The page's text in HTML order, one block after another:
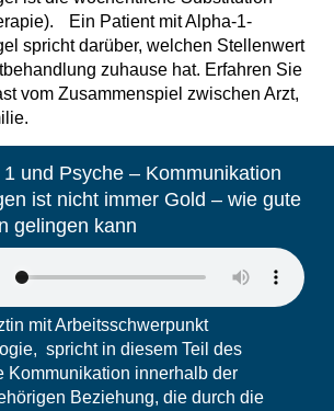
Ein Patient mit Alpha-1-
spricht darüber, welchen Stellenwert
zuhause hat. Erfahren Sie
vom Zusammenspiel zwischen Arzt,
und Psyche – Kommunikation
ist nicht immer Gold – wie gute
gelingen kann
mit Arbeitsschwerpunkt
spricht in diesem Teil des
Kommunikation innerhalb der
Beziehung, die durch die